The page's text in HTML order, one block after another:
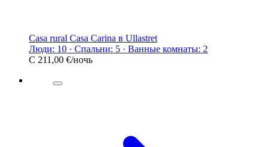
Casa rural Casa Carina в Ullastret
Люди: 10 · Спальни: 5 · Ванные комнаты: 2
С 211,00 €/ночь